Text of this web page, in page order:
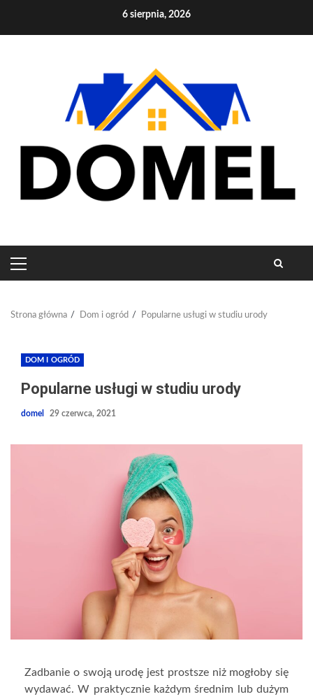
6 sierpnia, 2026
PRIMARY
MENU
Strona główna Dom i ogród Popularne usługi w studiu urody
DOM I OGRÓD
Popularne usługi w studiu urody
domel 29 czerwca, 2021
Zadbanie o swoją urodę jest prostsze niż mogłoby się
wydawać. W praktycznie każdym średnim lub dużym